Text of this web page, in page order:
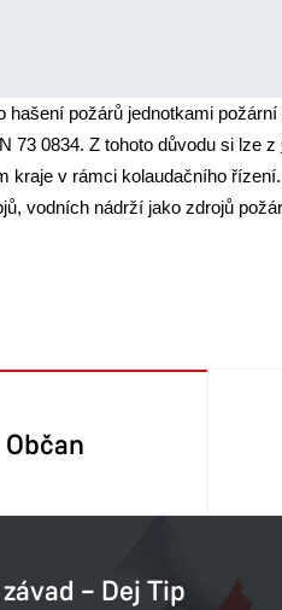
požárů jednotkami
73 0834. Z tohoto důvodu si lze z
v rámci kolaudačního
vodních nádrží jako zdrojů
Občan
– Dej Tip